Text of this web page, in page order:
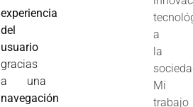
experiencia
del
usuario
gracias
a una
navegación
a
la
Mi
trabajo